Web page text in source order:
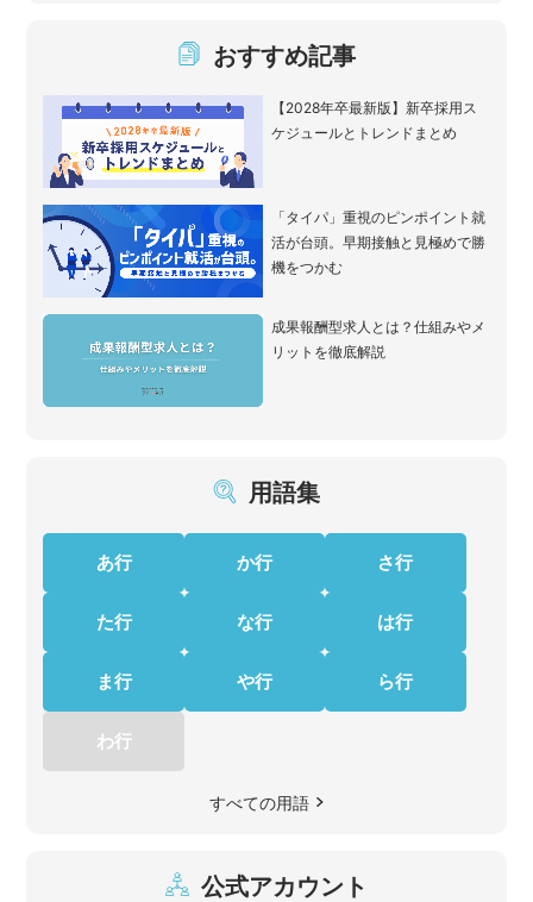
おすすめ記事
【2028年卒最新版】新卒採用ス
ケジュールとトレンドまとめ
「タイパ」重視のピンポイント就
活が台頭。早期接触と見極めで勝
機をつかむ
成果報酬型求人とは？仕組みやメ
リットを徹底解説
用語集
あ行 か行 さ行
た行 な行 は行
ま行 や行 ら行
わ行
すべての用語
公式アカウント